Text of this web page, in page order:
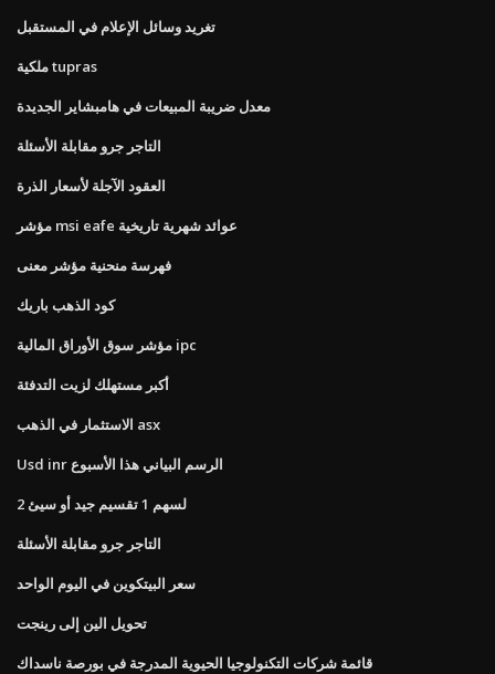
تغريد وسائل الإعلام في المستقبل
ملكية tupras
معدل ضريبة المبيعات في هامبشاير الجديدة
التاجر جرو مقابلة الأسئلة
العقود الآجلة لأسعار الذرة
مؤشر msi eafe عوائد شهرية تاريخية
فهرسة منحنية مؤشر معنى
كود الذهب باريك
مؤشر سوق الأوراق المالية ipc
أكبر مستهلك لزيت التدفئة
الاستثمار في الذهب asx
Usd inr الرسم البياني هذا الأسبوع
2 لسهم 1 تقسيم جيد أو سيئ
التاجر جرو مقابلة الأسئلة
سعر البيتكوين في اليوم الواحد
تحويل الين إلى رينجت
قائمة شركات التكنولوجيا الحيوية المدرجة في بورصة ناسداك